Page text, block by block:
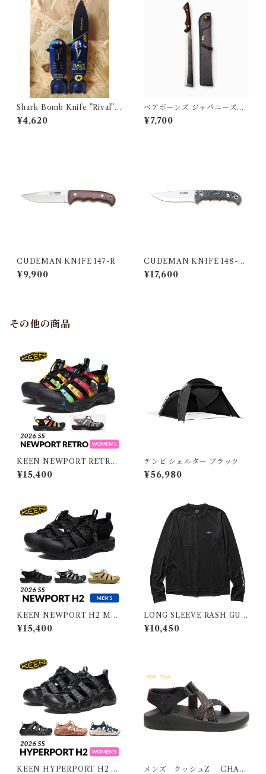
Shark Bomb Knife ”Rival”
NAVY
¥4,620
ベアボーンズ ジャパニーズナ
タアックス2.0
¥7,700
CUDEMAN KNIFE 147-R
¥9,900
CUDEMAN KNIFE 148-M
*（MOVA）
¥17,600
その他の商品
KEEN NEWPORT RETRO
WOMEN キーン ニューポー
ト レトロ ウィメンズ
¥15,400
テンビ シェルター ブラック
¥56,980
KEEN NEWPORT H2 ME
N キーン ニューポート エイチ
ツー メンズ
¥15,400
LONG SLEEVE RASH GUA
RD/ロングスリーブ ラッシュ
ガード ブラック
¥10,450
KEEN HYPERPORT H2 W
メンズ クッシュZ CHAC